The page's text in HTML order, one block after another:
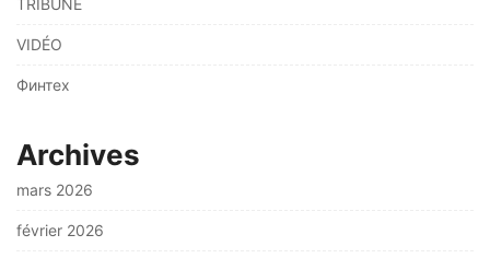
TRIBUNE
VIDÉO
Финтех
Archives
mars 2026
février 2026